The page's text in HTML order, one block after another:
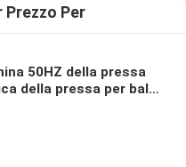
Prezzo Per
50HZ della pressa
della pressa per balle